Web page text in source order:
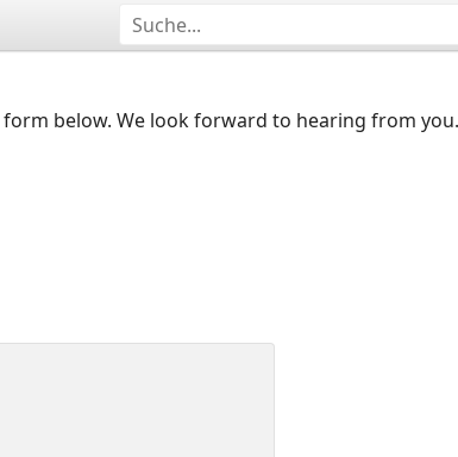
below. We look forward to hearing from you.